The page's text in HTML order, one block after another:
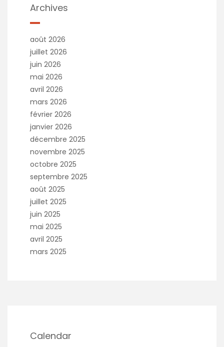
Archives
août 2026
juillet 2026
juin 2026
mai 2026
avril 2026
mars 2026
février 2026
janvier 2026
décembre 2025
novembre 2025
octobre 2025
septembre 2025
août 2025
juillet 2025
juin 2025
mai 2025
avril 2025
mars 2025
Calendar